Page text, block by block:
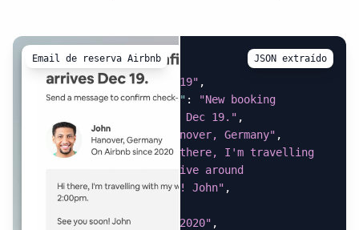
{
"arrival_date": "Dec 19" ,
"booking_confirmation" :
"New booking
confirmed! John arrives Dec 19." ,
"guest_location"
"Hanover, Germany" ,
"guest_message": "Hi there, I'm travelling
with my wife, we'll arrive around
2:00pm.\n\nSee you soon! John" ,
"guest_name"
"membership_since"
"2020" ,
Email de reserva Airbnb JSON extraído